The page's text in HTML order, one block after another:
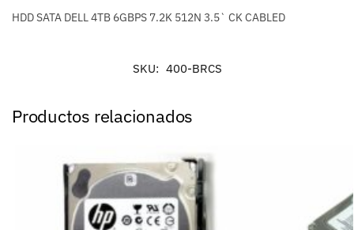
HDD SATA DELL 4TB 6GBPS 7.2K 512N 3.5` CK CABLED
SKU: 400-BRCS
Productos relacionados